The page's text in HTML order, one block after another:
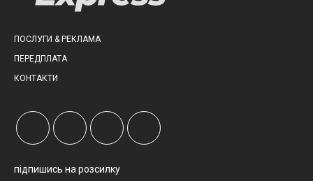
ПОСЛУГИ & РЕКЛАМА
ПЕРЕДПЛАТА
КОНТАКТИ
підпишись на розсилку